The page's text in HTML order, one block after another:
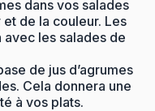
dans vos salades
de la couleur. Les
les salades de
de jus d’agrumes
Cela donnera une
à vos plats.